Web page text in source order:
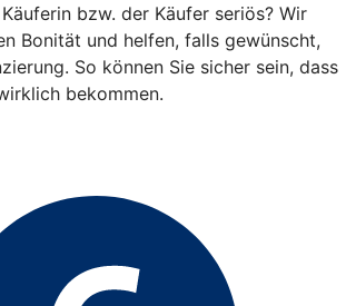
bzw. der Käufer seriös? Wir
Bonität und helfen, falls gewünscht,
So können Sie sicher sein, dass
bekommen.